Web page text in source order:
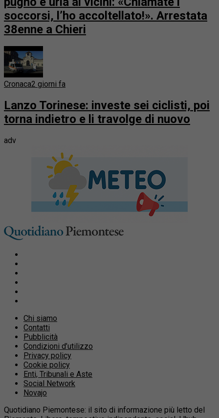
soccorsi, l’ho accoltellato!». Arrestata
38enne a Chieri
Cronaca2 giorni fa
Lanzo Torinese: investe sei ciclisti, poi
torna indietro e li travolge di nuovo
adv
Chi siamo
Contatti
Pubblicità
Condizioni d’utilizzo
Privacy policy
Cookie policy
Enti, Tribunali e Aste
Social Network
Novajo
Quotidiano Piemontese: il sito di informazione più letto del